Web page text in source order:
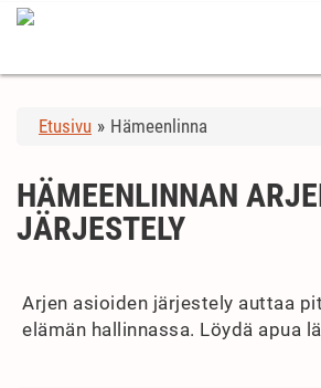
Etusivu » Hämeenlinna
HÄMEENLINNAN
JÄRJESTELY
Arjen asioiden järjestely auttaa
elämän hallinnassa. Löydä apua